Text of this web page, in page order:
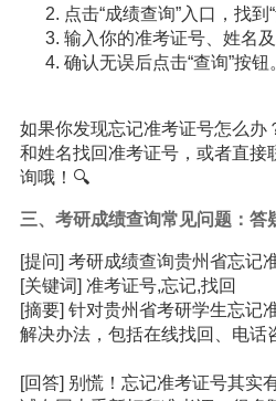
点击“成绩查询”入口，找到
输入你的准考证号、姓名及
确认无误后点击“查询”按钮
如果你发现忘记准考证号怎么办
和姓名找回准考证号，或者直接
询哦！🔍
三、考研成绩查询常见问题：答
[提问] 考研成绩查询贵州省忘记
[关键词] 准考证号,忘记,找回
[摘要] 针对贵州省考研学生忘记
解决办法，包括在线找回、电话
[回答] 别慌！忘记准考证号其实